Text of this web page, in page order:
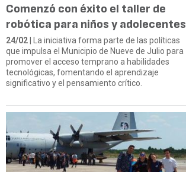
Comenzó con éxito el taller de
robótica para niños y adolecentes
24/02 | La iniciativa forma parte de las políticas
que impulsa el Municipio de Nueve de Julio para
promover el acceso temprano a habilidades
tecnológicas, fomentando el aprendizaje
significativo y el pensamiento crítico.